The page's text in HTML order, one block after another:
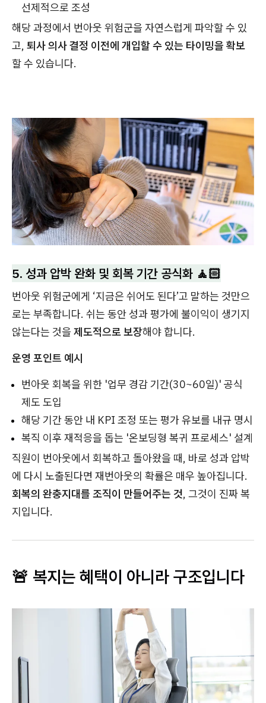
선제적으로 조성
해당 과정에서 번아웃 위험군을 자연스럽게 파악할 수 있
고, 퇴사 의사 결정 이전에 개입할 수 있는 타이밍을 확보
할 수 있습니다.
5. 성과 압박 완화 및 회복 기간 공식화 🧘🏻
번아웃 위험군에게 ‘지금은 쉬어도 된다’고 말하는 것만으
로는 부족합니다. 쉬는 동안 성과 평가에 불이익이 생기지
않는다는 것을 제도적으로 보장해야 합니다.
운영 포인트 예시
번아웃 회복을 위한 '업무 경감 기간(30~60일)' 공식
제도 도입
해당 기간 동안 내 KPI 조정 또는 평가 유보를 내규 명시
복직 이후 재적응을 돕는 '온보딩형 복귀 프로세스' 설계
직원이 번아웃에서 회복하고 돌아왔을 때, 바로 성과 압박
에 다시 노출된다면 재번아웃의 확률은 매우 높아집니다.
회복의 완충지대를 조직이 만들어주는 것, 그것이 진짜 복
지입니다.
🚨 복지는 혜택이 아니라 구조입니다